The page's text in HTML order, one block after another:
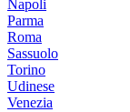
Napoli
Parma
Roma
Sassuolo
Torino
Udinese
Venezia